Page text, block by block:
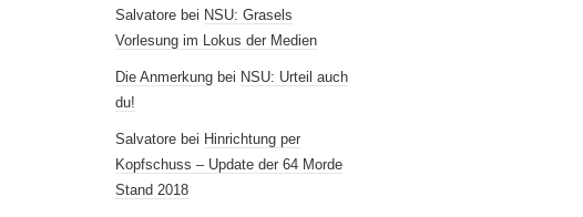
Salvatore bei NSU: Grasels
Vorlesung im Lokus der Medien
Die Anmerkung bei NSU: Urteil auch
du!
Salvatore bei Hinrichtung per
Kopfschuss – Update der 64 Morde
Stand 2018